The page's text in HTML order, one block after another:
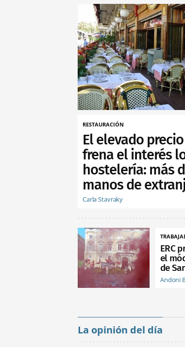
RESTAURACIÓN
El elevado
frena el interés
hostelería: más
manos de
Carla Stavraky
ERC
el
de
Andoni
La opinión del día